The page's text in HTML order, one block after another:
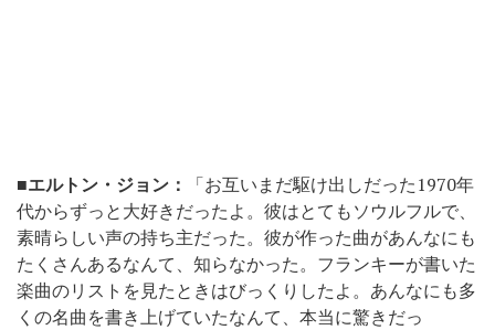
■エルトン・ジョン：
「お互いまだ駆け出しだった1970年
代からずっと大好きだったよ。彼はとてもソウルフルで、
素晴らしい声の持ち主だった。彼が作った曲があんなにも
たくさんあるなんて、知らなかった。フランキーが書いた
楽曲のリストを見たときはびっくりしたよ。あんなにも多
くの名曲を書き上げていたなんて、本当に驚きだっ